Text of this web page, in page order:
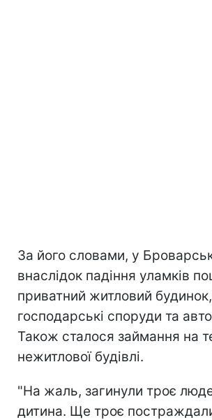
За його словами, у
внаслідок падіння уламків
приватний житловий будинок,
господарські споруди та
Також сталося займання на
нежитлової будівлі.
"На жаль, загинули троє
дитина. Ще троє